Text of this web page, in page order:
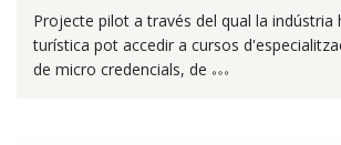
Projecte pilot a través del qual la indústria
turística pot accedir a cursos
de micro credencials, de